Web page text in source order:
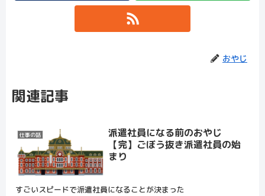
おやじ
関連記事
仕事の話
派遣社員になる前のおやじ
【完】ごぼう抜き派遣社員の始
まり
すごいスピードで派遣社員になることが決まった